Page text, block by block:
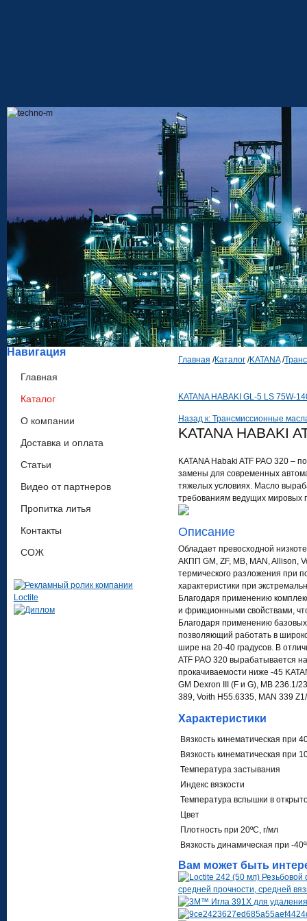
Навигация
Главная
Каталог
О компании
Доставка и оплата
Статьи
Видео от партнеров
Пропитка литья
Контакты
СОЖ
Главная /Каталог /KATANA /
KATANA HABAKI GL-5 LS 75W-
Назад к: Трансмиссионные
KATANA HABAKI
KATANA Habaki ATF PAO 320 –
замены для современных
тяжелых условиях. Масло
требованиям ведущих мировых
Описание
Обладает превосходной
АКПП GM, ZF, MB, MAN, Allison,
термического разложения при
характеристики при
Благодаря применению
и фрикционными свойствами,
Благодаря применению
позволяющий работать в
шире на 20-40 градусов. В
ATF PAO 320 вырабатывается
прокачиваемости ниже -45
GM Dexron III (F и G), MB 236.1/
389, Voith H55.6335, MAN 339
Характеристики
Вязкость кинематическая при
Вязкость кинематическая при
Температура застывания
Индекс вязкости
Температура вспышки в
Цвет
Плотность при 20ºC, г/мл
Вязкость динамическая при -
Вам может быть
средней прочности, средней